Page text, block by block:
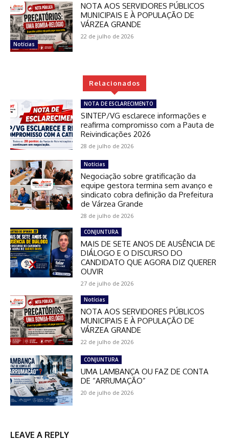
Notícias
NOTA AOS SERVIDORES PÚBLICOS
MUNICIPAIS E À POPULAÇÃO DE
VÁRZEA GRANDE
22 de julho de 2026
Relacionados
NOTA DE ESCLARECIMENTO
SINTEP/VG esclarece informações e
reafirma compromisso com a Pauta de
Reivindicações 2026
28 de julho de 2026
Notícias
Negociação sobre gratificação da
equipe gestora termina sem avanço e
sindicato cobra definição da Prefeitura
de Várzea Grande
28 de julho de 2026
CONJUNTURA
MAIS DE SETE ANOS DE AUSÊNCIA DE
DIÁLOGO E O DISCURSO DO
CANDIDATO QUE AGORA DIZ QUERER
OUVIR
27 de julho de 2026
Notícias
NOTA AOS SERVIDORES PÚBLICOS
MUNICIPAIS E À POPULAÇÃO DE
VÁRZEA GRANDE
22 de julho de 2026
CONJUNTURA
UMA LAMBANÇA OU FAZ DE CONTA
DE “ARRUMAÇÃO”
20 de julho de 2026
LEAVE A REPLY